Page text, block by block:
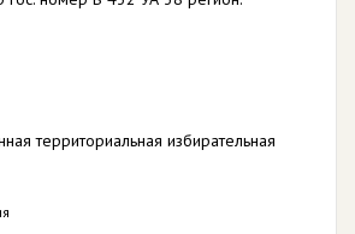
территориальная избирательная